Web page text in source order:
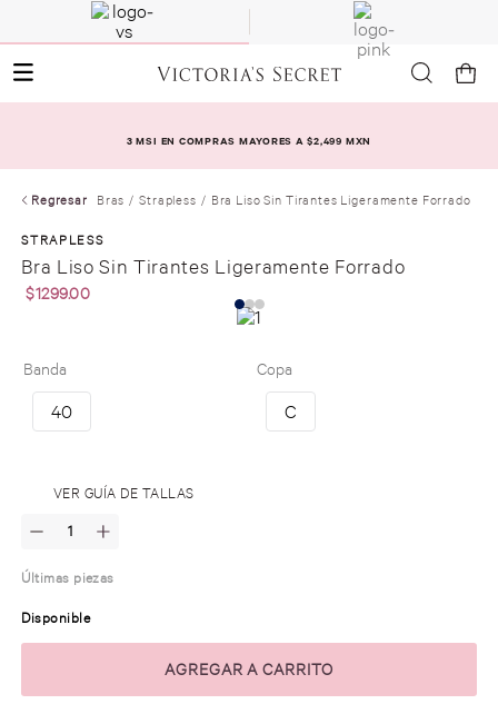
3 MSI EN COMPRAS MAYORES A $2,499 MXN
Regresar Bras Strapless Bra Liso Sin Tirantes Ligeramente Forrado
STRAPLESS
Bra Liso Sin Tirantes Ligeramente Forrado
$1299.00
Copa
C
Banda
40
VER GUÍA DE TALLAS
Últimas piezas
Disponible